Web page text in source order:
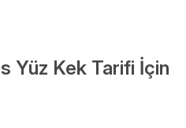
Yüz Kek Tarifi İçin